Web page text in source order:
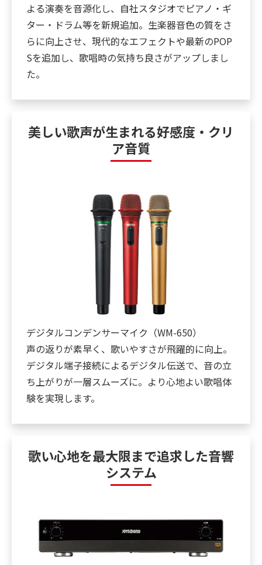
よる演奏を音源化し、自社スタジオでピアノ・ギ
ター・ドラム等を新規追加。生楽器音色の質をさ
らに向上させ、現代的なエフェクトや最新のPOP
Sを追加し、歌唱時の気持ち良さがアップしまし
た。
美しい歌声が生まれる好感度・クリ
ア音質
デジタルコンデンサーマイク（WM-650）
声の返りが素早く、歌いやすさが飛躍的に向上。
デジタル端子接続によるデジタル伝送で、音の立
ち上がりが一層スムーズに。より心地よい歌唱体
験を実現します。
歌い心地を最大限まで追求した音響
システム